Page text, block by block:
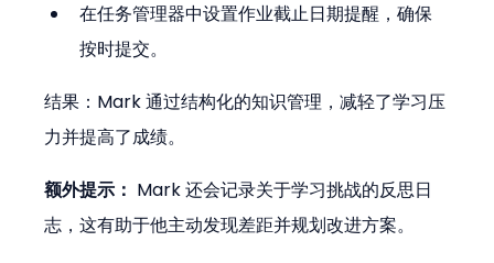
在任务管理器中设置作业截止日期提醒，确保
按时提交。
结果：Mark 通过结构化的知识管理，减轻了学习压
力并提高了成绩。
额外提示： Mark 还会记录关于学习挑战的反思日
志，这有助于他主动发现差距并规划改进方案。